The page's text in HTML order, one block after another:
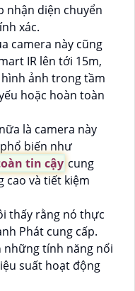
nhận diện chuyển
xác.
camera này cũng
IR lên tới 15m,
ảnh trong tầm
hoặc hoàn toàn
là camera này
biến như
tin cậy cung
cao và tiết kiệm
thấy rằng nó thực
Phát cung cấp.
những tính năng nổi
suất hoạt động